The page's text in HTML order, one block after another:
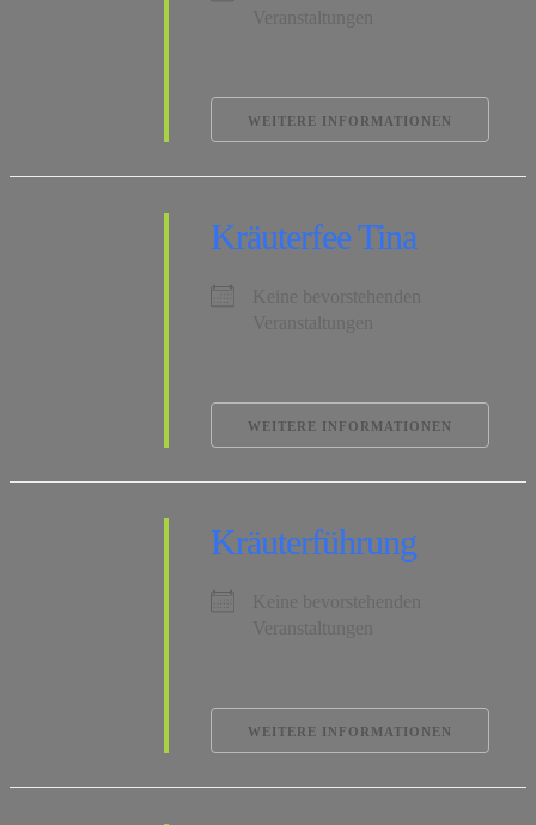
WEITERE INFORMATIONEN
Kräuterfee Tina
WEITERE INFORMATIONEN
Kräuterführung
WEITERE INFORMATIONEN